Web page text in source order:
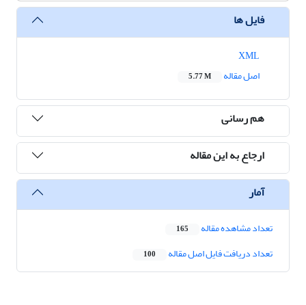
فایل ها
اصل مقاله
5.77 M
هم رسانی
ارجاع به این مقاله
آمار
تعداد مشاهده مقاله 165
تعداد دریافت فایل اصل مقاله 100